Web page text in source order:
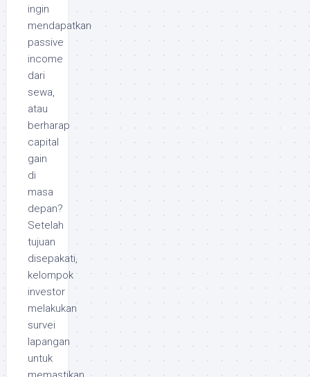
ingin
mendapatkan
passive
income
dari
sewa,
atau
berharap
capital
gain
di
masa
depan?
Setelah
tujuan
disepakati,
kelompok
investor
melakukan
survei
lapangan
untuk